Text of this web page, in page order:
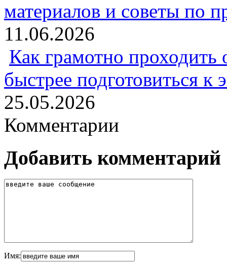
материалов и советы по
11.06.2026
Как грамотно проходить
быстрее подготовиться к
25.05.2026
Комментарии
Добавить комментарий
Имя: